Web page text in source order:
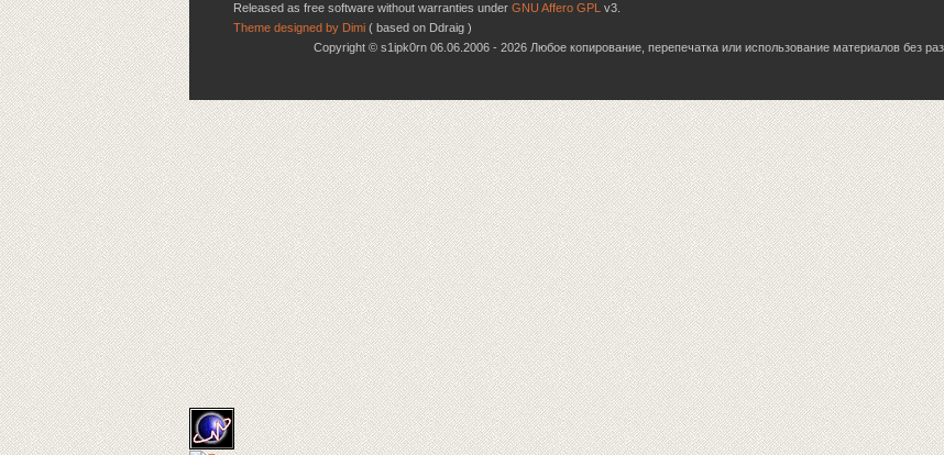
Released as free software without warranties under GNU Affero GPL v3.
Theme designed by Dimi ( based on Ddraig )
Copyright © s1ipk0rn 06.06.2006 - 2026 Любое копирование, перепечатка или использование материалов без